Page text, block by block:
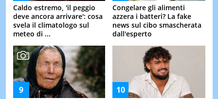
Caldo estremo, 'il peggio
deve ancora arrivare': cosa
svela il climatologo sul
meteo di ...
Congelare gli alimenti
azzera i batteri? La fake
news sul cibo smascherata
dall'esperto